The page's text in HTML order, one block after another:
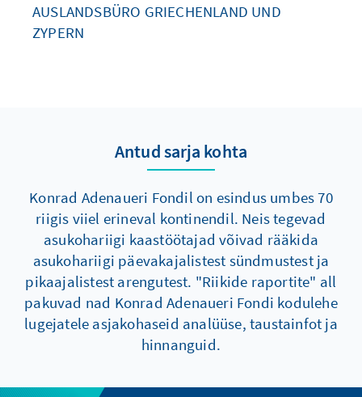
AUSLANDSBÜRO GRIECHENLAND UND
ZYPERN
Antud sarja kohta
Konrad Adenaueri Fondil on esindus umbes 70
riigis viiel erineval kontinendil. Neis tegevad
asukohariigi kaastöötajad võivad rääkida
asukohariigi päevakajalistest sündmustest ja
pikaajalistest arengutest. "Riikide raportite" all
pakuvad nad Konrad Adenaueri Fondi kodulehe
lugejatele asjakohaseid analüüse, taustainfot ja
hinnanguid.